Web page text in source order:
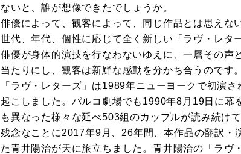
ないと、誰が想像できたでしょうか。
俳優によって、観客によって、同じ作品とは思えな
世代、年代、個性に応じて全く新しい「ラヴ・レタ
俳優が身体的演技を行なわないゆえに、一層その
当たりにし、観客は新鮮な感動を分かち合うのです。
「ラヴ・レターズ」は1989年ニューヨークで初演
起こしました。パルコ劇場でも1990年8月19日に
も異なった様々な延べ503組のカップルが読み続けて
残念なことに2017年9月、26年間、本作品の翻訳・
た青井陽治が天に旅立ちました。青井陽治の「ラヴ